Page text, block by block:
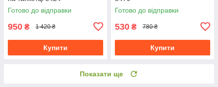
Готово до відправки
950 ₴ 1 420 ₴
Купити
Готово до відправки
530 ₴ 780 ₴
Купити
Показати ще